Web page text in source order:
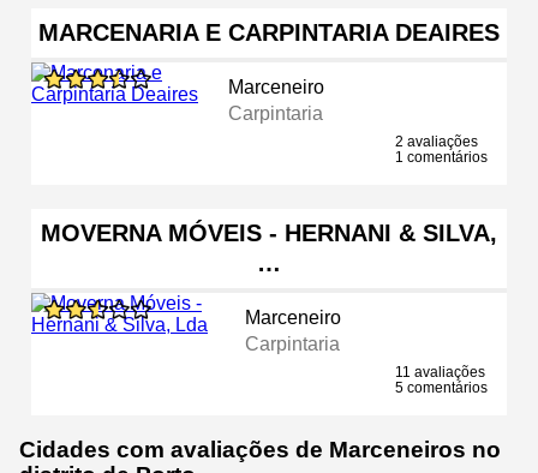
MARCENARIA E CARPINTARIA DEAIRES
Marceneiro
Carpintaria
2 avaliações
1 comentários
MOVERNA MÓVEIS - HERNANI & SILVA,
…
Marceneiro
Carpintaria
11 avaliações
5 comentários
Cidades com avaliações de Marceneiros no